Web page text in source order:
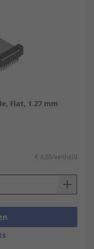
Flat, 1.27 mm
€ 4,65/eenheid